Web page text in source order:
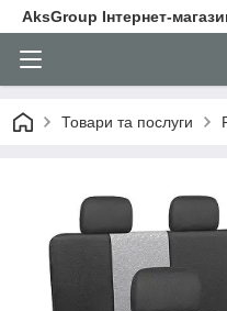
AksGroup Інтернет-
Товари та послуги